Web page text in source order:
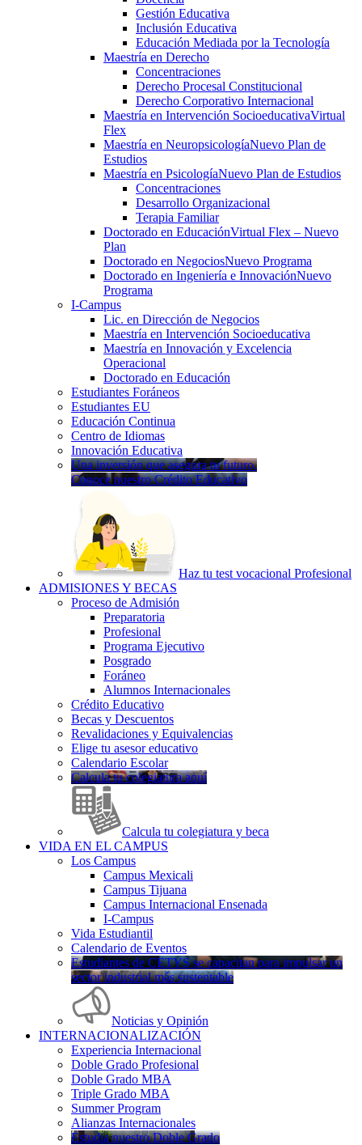
Gestión Educativa
Inclusión Educativa
Educación Mediada por la Tecnología
Maestría en Derecho
Concentraciones
Derecho Procesal Constitucional
Derecho Corporativo Internacional
Maestría en Intervención SocioeducativaVirtual
Flex
Maestría en NeuropsicologíaNuevo Plan de
Estudios
Maestría en PsicologíaNuevo Plan de Estudios
Concentraciones
Desarrollo Organizacional
Terapia Familiar
Doctorado en EducaciónVirtual Flex – Nuevo
Plan
Doctorado en NegociosNuevo Programa
Doctorado en Ingeniería e InnovaciónNuevo
Programa
I-Campus
Lic. en Dirección de Negocios
Maestría en Intervención Socioeducativa
Maestría en Innovación y Excelencia
Operacional
Doctorado en Educación
Estudiantes Foráneos
Estudiantes EU
Educación Continua
Centro de Idiomas
Innovación Educativa
Una inversión que asegura tu futuro.
Conoce nuestro Crédito Educativo
Haz tu test vocacional Profesional
ADMISIONES Y BECAS
Proceso de Admisión
Preparatoria
Profesional
Programa Ejecutivo
Posgrado
Foráneo
Alumnos Internacionales
Crédito Educativo
Becas y Descuentos
Revalidaciones y Equivalencias
Elige tu asesor educativo
Calendario Escolar
Calcula tu colegiatura aquí
Calcula tu colegiatura y beca
VIDA EN EL CAMPUS
Los Campus
Campus Mexicali
Campus Tijuana
Campus Internacional Ensenada
I-Campus
Vida Estudiantil
Calendario de Eventos
Estudiantes de CETYS se capacitan para impulsar un
sector industrial más sustentable
Noticias y Opinión
INTERNACIONALIZACIÓN
Experiencia Internacional
Doble Grado Profesional
Doble Grado MBA
Triple Grado MBA
Summer Program
Alianzas Internacionales
Estudia nuestro Doble Grado